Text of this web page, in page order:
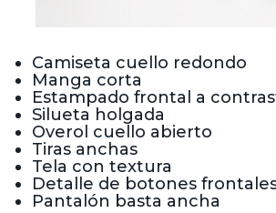
Camiseta cuello redondo
Manga corta
Estampado frontal a
Silueta holgada
Overol cuello abierto
Tiras anchas
Tela con textura
Detalle de botones
Pantalón basta ancha